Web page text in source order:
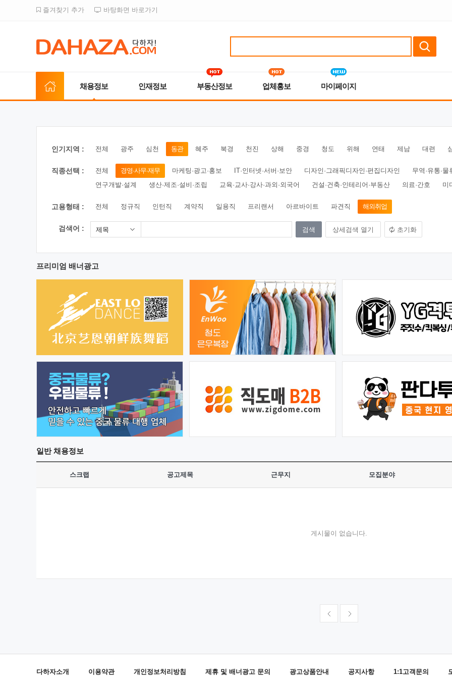
즐겨찾기 추가 바탕화면 바로가기
채용정보 인재정보 부동산정보 업체홍보 마이페이지
인기지역 : 전체 광주 심천 동관 혜주 북경 천진 상해 중경 청도 위해 연태 제남 대련
직종선택 : 전체 경영·사무·재무 마케팅·광고·홍보 IT·인터넷·서버·보안 디자인·그래픽디자인·편집디자인
무역·유통·물
연구개발·설계
생산·제조·설비·조립 교육·교사·강사·과외·외국어 건설·건축·인테리어·부동산 의료·간호 미
고용형태 : 전체 정규직 인턴직 계약직 일용직 프리랜서 아르바이트 파견직 해외취업
검색어 : 제목 상세검색 열기 초기화
프리미엄 배너광고
일반채용정보
스크랩 공고제목 근무지 모집분야
게시물이 없습니다.
다하자소개 이용약관 개인정보처리방침 제휴 및 배너광고 문의 광고상품안내 공지사항 1:1고객문의